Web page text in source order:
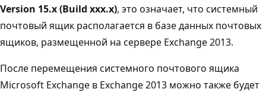
Version 15.x (Build xxx.x), это означает, что системный
почтовый ящик располагается в базе данных почтовых
ящиков, размещенной на сервере Exchange 2013.
После перемещения системного почтового ящика
Microsoft Exchange в Exchange 2013 можно также будет